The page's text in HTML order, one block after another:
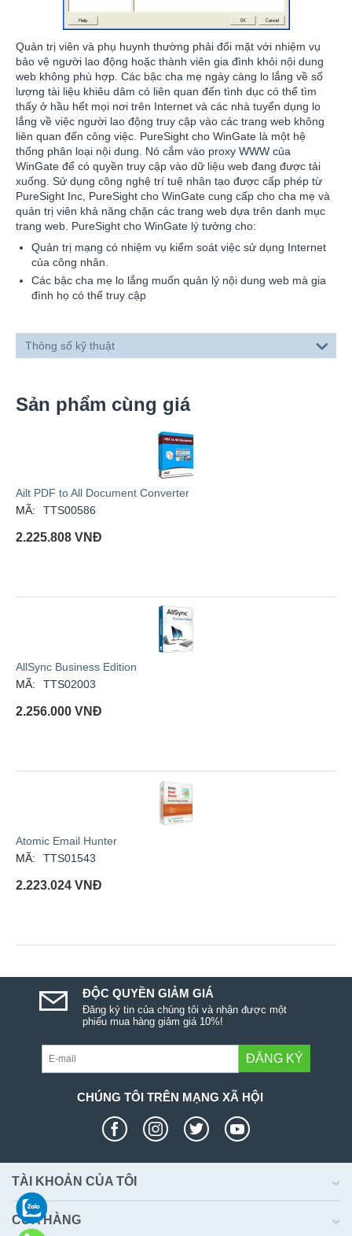
Quản trị viên và phụ huynh thường phải đối mặt với nhiệm vụ
bảo vệ người lao động hoặc thành viên gia đình khỏi nội dung
web không phù hợp. Các bậc cha mẹ ngày càng lo lắng về số
lượng tài liệu khiêu dâm có liên quan đến tình dục có thể tìm
thấy ở hầu hết mọi nơi trên Internet và các nhà tuyển dụng lo
lắng về việc người lao động truy cập vào các trang web không
liên quan đến công việc. PureSight cho WinGate là một hệ
thống phân loại nội dung. Nó cắm vào proxy WWW của
WinGate để có quyền truy cập vào dữ liệu web đang được tải
xuống. Sử dụng công nghệ trí tuệ nhân tạo được cấp phép từ
PureSight Inc, PureSight cho WinGate cung cấp cho cha mẹ và
quản trị viên khả năng chặn các trang web dựa trên danh mục
trang web. PureSight cho WinGate lý tưởng cho:
Quản trị mạng có nhiệm vụ kiểm soát việc sử dụng Internet
của công nhân.
Các bậc cha mẹ lo lắng muốn quản lý nội dung web mà gia
đình họ có thể truy cập
Thông số kỹ thuật
Sản phẩm cùng giá
Ailt PDF to All Document Converter
MÃ:
TTS00586
2.225.808 VNĐ
AllSync Business Edition
MÃ:
TTS02003
2.256.000 VNĐ
Atomic Email Hunter
MÃ:
TTS01543
2.223.024 VNĐ
ĐỘC QUYỀN GIẢM GIÁ
Đăng ký tin của chúng tôi và nhận được một
phiếu mua hàng giảm giá 10%!
ĐĂNG KÝ
CHÚNG TÔI TRÊN MẠNG XÃ HỘI
TÀI KHOẢN CỦA TÔI
CỬA HÀNG